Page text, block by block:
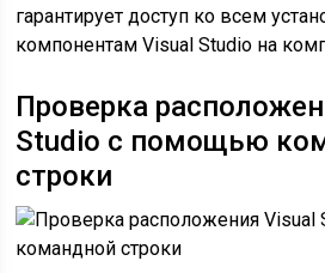
гарантирует доступ ко всем
компонентам Visual Studio на
Проверка
Studio с помощью
строки